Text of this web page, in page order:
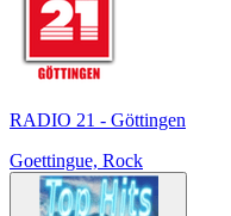
RADIO 21 - Göttingen
Goettingue, Rock